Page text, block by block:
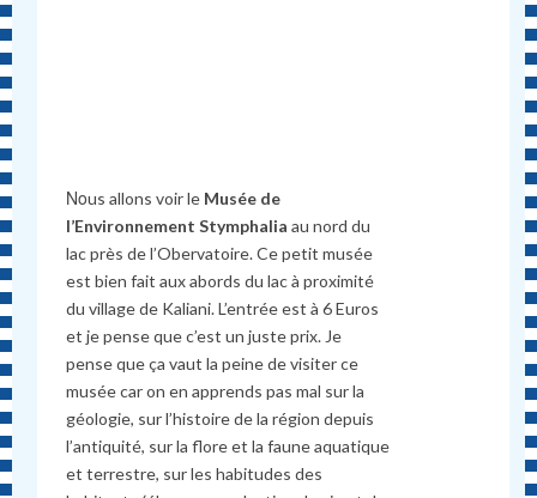
Νοus allons voir le Musée de
l’Environnement Stymphalia au nord du
lac près de l’Obervatoire. Ce petit musée
est bien fait aux abords du lac à proximité
du village de Kaliani. L’entrée est à 6 Euros
et je pense que c’est un juste prix. Je
pense que ça vaut la peine de visiter ce
musée car on en apprends pas mal sur la
géologie, sur l’histoire de la région depuis
l’antiquité, sur la flore et la faune aquatique
et terrestre, sur les habitudes des